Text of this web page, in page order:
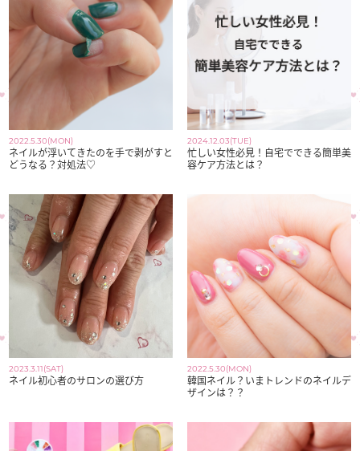
2022.5.30(MON)
ネイルが浮いてきたのを手で剥がすと
どうなる？対処法♡
2024.12.03(TUE)
忙しい女性必見！自宅でできる簡単美
容ケア方法とは？
2023.3.11(SAT)
ネイル初心者のサロンの選び方
2022.5.30(MON)
韓国ネイル？いまトレンドのネイルデ
ザインは？？